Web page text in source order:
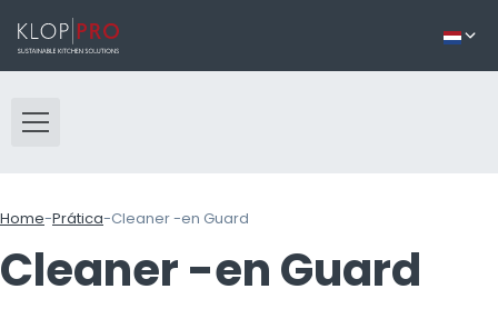
Home-Prática-Cleaner -en Guard
Cleaner -en Guard